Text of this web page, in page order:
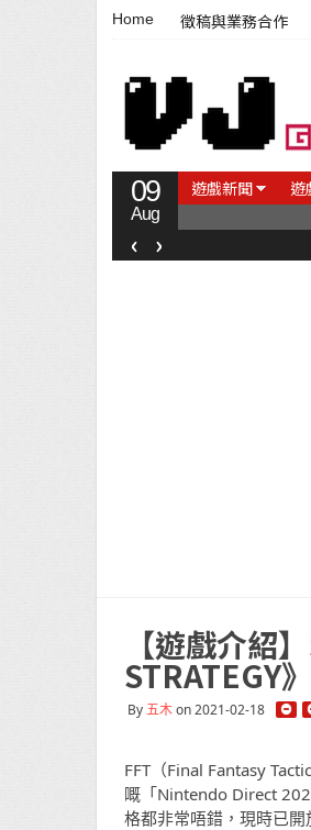
Home 徵稿與業務合作
09
Aug
遊戲新聞 遊
【遊戲介紹】《
‹ ›
【遊戲介紹
STRATEGY
By五木on 2021-02-18
FFT（Final Fantasy
嘅「Nintendo Direct
格都非常唔錯，現時已開